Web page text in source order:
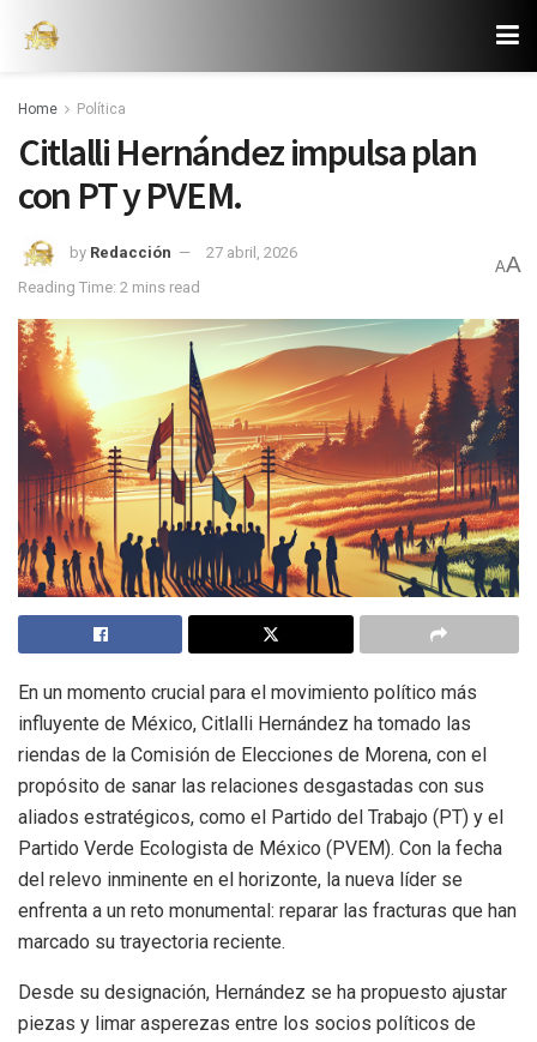
Home Política
Citlalli Hernández impulsa plan
con PT y PVEM.
by Redacción
27 abril, 2026
Reading Time: 2 mins read
AA
En un momento crucial para el movimiento político más
influyente de México, Citlalli Hernández ha tomado las
riendas de la Comisión de Elecciones de Morena, con el
propósito de sanar las relaciones desgastadas con sus
aliados estratégicos, como el Partido del Trabajo (PT) y el
Partido Verde Ecologista de México (PVEM). Con la fecha
del relevo inminente en el horizonte, la nueva líder se
enfrenta a un reto monumental: reparar las fracturas que han
marcado su trayectoria reciente.
Desde su designación, Hernández se ha propuesto ajustar
piezas y limar asperezas entre los socios políticos de